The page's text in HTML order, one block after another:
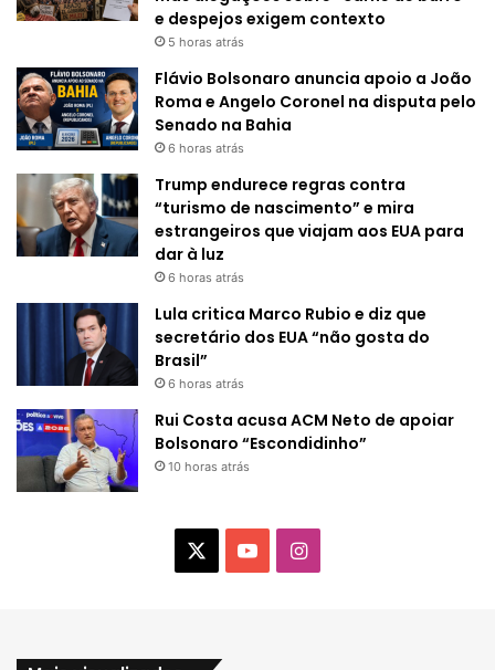
e despejos exigem contexto
5 horas atrás
Flávio Bolsonaro anuncia apoio a João
Roma e Angelo Coronel na disputa pelo
Senado na Bahia
6 horas atrás
Trump endurece regras contra
“turismo de nascimento” e mira
estrangeiros que viajam aos EUA para
dar à luz
6 horas atrás
Lula critica Marco Rubio e diz que
secretário dos EUA “não gosta do
Brasil”
6 horas atrás
Rui Costa acusa ACM Neto de apoiar
Bolsonaro “Escondidinho”
10 horas atrás
I